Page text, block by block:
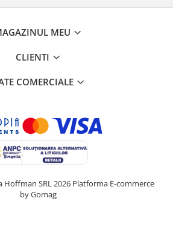
MEU
CLIENTI
COMERCIALE
SRL 2026 Platforma E-commerce
by Gomag